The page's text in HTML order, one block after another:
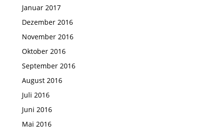
Januar 2017
Dezember 2016
November 2016
Oktober 2016
September 2016
August 2016
Juli 2016
Juni 2016
Mai 2016